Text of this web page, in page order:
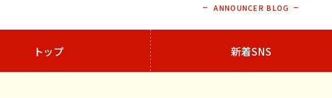
ANNOUNCER BLOG
トップ 新着SNS